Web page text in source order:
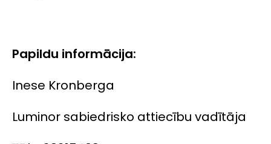
Papildu informācija:
Inese Kronberga
Luminor sabiedrisko attiecību vadītāja